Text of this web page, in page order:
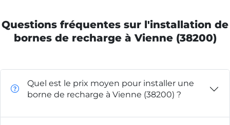
Questions fréquentes sur l'installation de
bornes de recharge à Vienne (38200)
Quel est le prix moyen pour installer une
borne de recharge à Vienne (38200) ?